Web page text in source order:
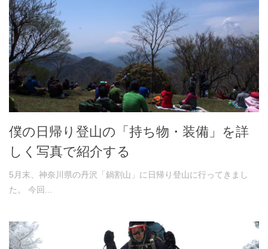
僕の日帰り登山の「持ち物・装備」を詳
しく写真で紹介する
5月末、神奈川県の丹沢「鍋割山」に日帰り登山に行ってきまし
た。 今回...